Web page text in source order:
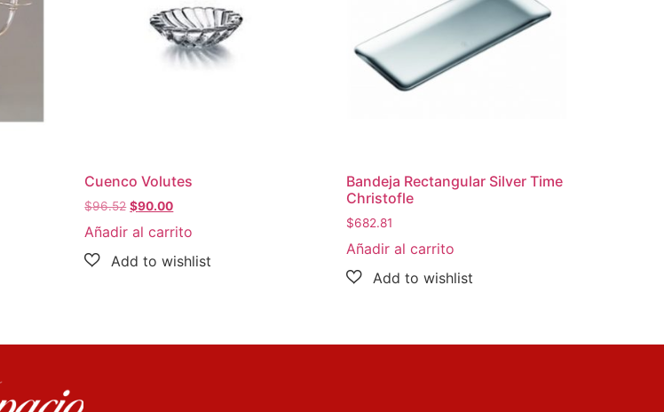
Cuenco Volutes
$96.52 $90.00
Añadir al carrito
Bandeja Rectangular Silver Time
Christofle
$682.81
Añadir al carrito